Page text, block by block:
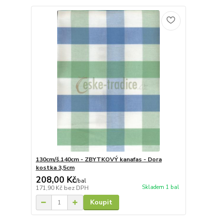
130cm/š.140cm - ZBYTKOVÝ kanafas - Dora
kostka 3,5cm
208,00 Kč/bal
171,90 Kč bez DPH Skladem 1 bal
Koupit